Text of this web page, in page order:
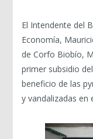
El Intendente del
Economía,
de Corfo Biobío,
primer subsidio
beneficio de las
y vandalizadas en